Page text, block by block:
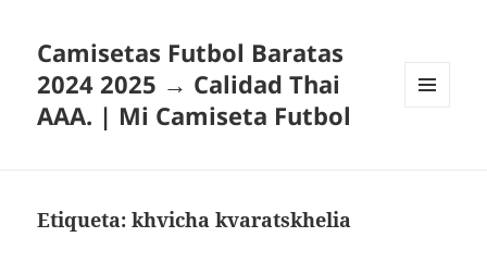
Camisetas Futbol Baratas
2024 2025 → Calidad Thai
AAA. | Mi Camiseta Futbol
Etiqueta:khvicha kvaratskhelia